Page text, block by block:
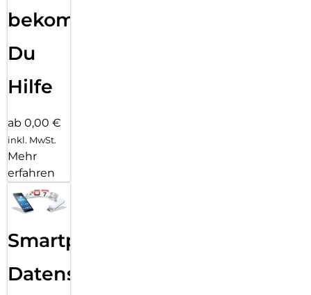
bekommst
Du
Hilfe
ab 0,00 €
inkl. MwSt.
Mehr
erfahren
Smartphone
Datensicherung